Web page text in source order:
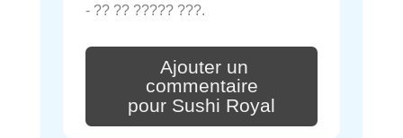
- ?? ?? ????? ???.
Ajouter un
commentaire
pour Sushi Royal